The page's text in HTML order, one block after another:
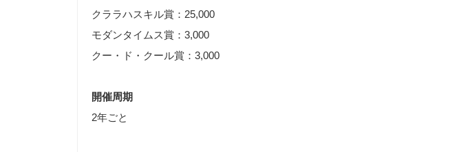
クララハスキル賞：25,000
モダンタイムス賞：3,000
クー・ド・クール賞：3,000
開催周期
2年ごと